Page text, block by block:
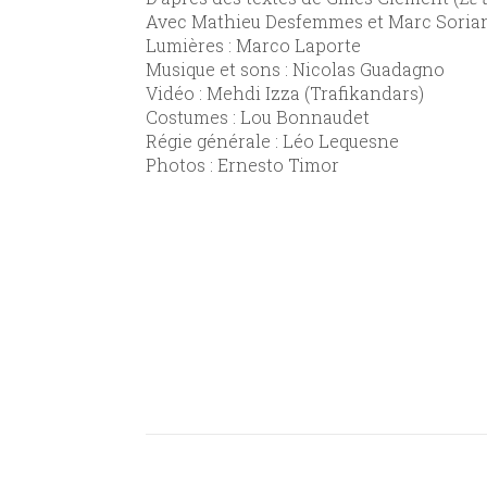
Avec Mathieu Desfemmes et Marc
Lumières : Marco Laporte
Musique et sons : Nicolas Guadagno
Vidéo : Mehdi Izza (Trafikandars)
Costumes : Lou Bonnaudet
Régie générale : Léo Lequesne
Photos : Ernesto Timor